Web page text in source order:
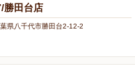
勝田台店
県八千代市勝田台2-12-2